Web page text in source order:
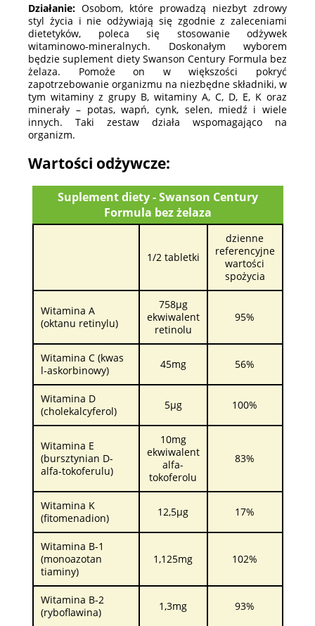
Działanie: Osobom, które prowadzą niezbyt zdrowy
styl życia i nie odżywiają się zgodnie z zaleceniami
dietetyków, poleca się stosowanie odżywek
witaminowo-mineralnych. Doskonałym wyborem
będzie suplement diety Swanson Century Formula bez
żelaza. Pomoże on w większości pokryć
zapotrzebowanie organizmu na niezbędne składniki, w
tym witaminy z grupy B, witaminy A, C, D, E, K oraz
minerały – potas, wapń, cynk, selen, miedź i wiele
innych. Taki zestaw działa wspomagająco na
organizm.
Wartości odżywcze:
Suplement diety - Swanson Century
Formula bez żelaza
1/2 tabletki
dzienne
referencyjne
wartości
spożycia
Witamina A
(oktanu retinylu)
758µg
ekwiwalent
retinolu
95%
Witamina C (kwas
l-askorbinowy)
45mg 56%
Witamina D
(cholekalcyferol)
5µg 100%
Witamina E
(bursztynian D-
alfa-tokoferulu)
10mg
ekwiwalent
alfa-
tokoferolu
83%
Witamina K
(fitomenadion)
12,5µg 17%
Witamina B-1
(monoazotan
tiaminy)
1,125mg 102%
Witamina B-2
(ryboflawina)
1,3mg 93%